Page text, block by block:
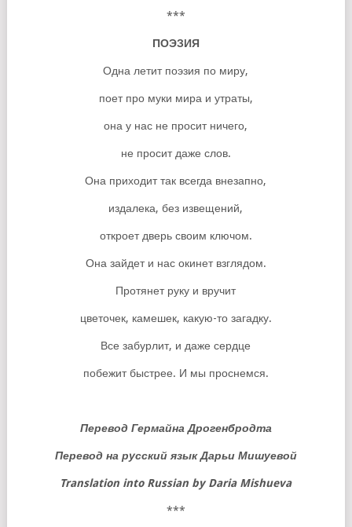
***
ПОЭЗИЯ
Одна летит поэзия по миру,
поет про муки мира и утраты,
она у нас не просит ничего,
не просит даже слов.
Она приходит так всегда внезапно,
издалека, без извещений,
откроет дверь своим ключом.
Она зайдет и нас окинет взглядом.
Протянет руку и вручит
цветочек, камешек, какую-то загадку.
Все забурлит, и даже сердце
побежит быстрее. И мы проснемся.
Перевод Гермайна Дрогенбродта
Перевод на русский язык Дарьи Мишуевой
Translation into Russian by Daria Mishueva
***